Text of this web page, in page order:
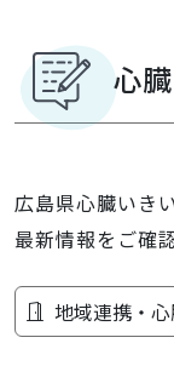
心
広島県心臓いき
最新情報をご確
地域連携・